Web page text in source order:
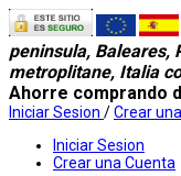
peninsula, Baleares,
metroplitane, Italia
Ahorre comprando
Iniciar Sesion /Crear
Iniciar Sesion
Crear una Cuenta